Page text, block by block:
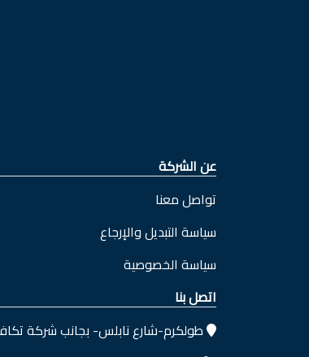
عن الشركة
تواصل معنا
سياسة التبديل والإرجاع
سياسة الخصوصية
اتصل بنا
طولكرم-شارع نابلس- بجانب شركة